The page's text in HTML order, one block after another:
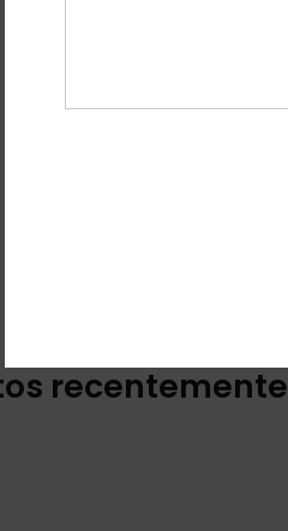
recentemente